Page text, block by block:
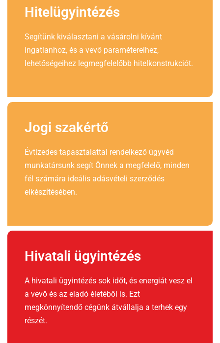
Hitelügyintézés
Segítünk kiválasztani a vásárolni kívánt
ingatlanhoz, és a vevő paramétereihez,
lehetőségeihez legmegfelelőbb hitelkonstrukciót.
Jogi szakértő
Évtizedes tapasztalattal rendelkező ügyvéd
munkatársunk segít Önnek a megfelelő, minden
fél számára ideális adásvételi szerződés
elkészítésében.
Hivatali ügyintézés
A hivatali ügyintézés sok időt, és energiát vesz el
a vevő és az eladó életéből is. Ezt
megkönnyítendő cégünk átvállalja a terhek egy
részét.